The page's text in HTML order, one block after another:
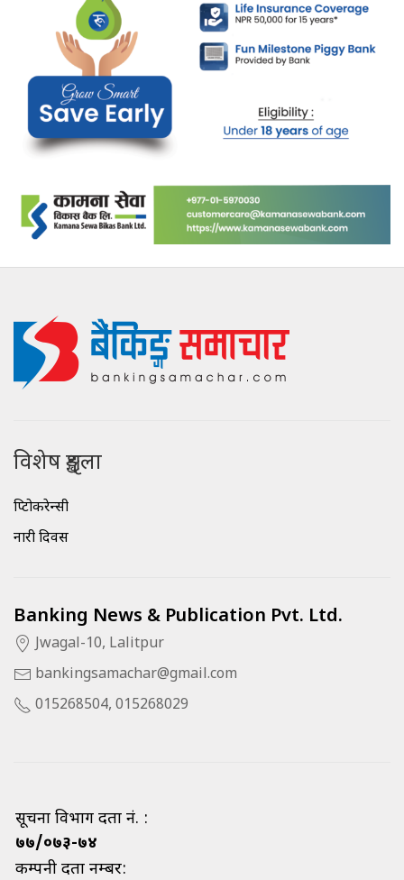
विशेष शृङ्खला
क्रिप्टोकरेन्सी
नारी दिवस
Banking News & Publication Pvt. Ltd.
Jwagal-10, Lalitpur
bankingsamachar@gmail.com
015268504, 015268029
सूचना विभाग दर्ता नं. :
७७/०७३-७४
कम्पनी दर्ता नम्बर: